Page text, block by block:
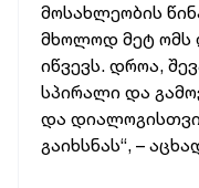
მოსახლეობის
მხოლოდ მეტ ომს
იწვევს. დროა,
სპირალი და
და
გაიხსნას“, –